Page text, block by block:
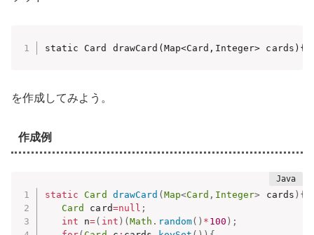
static Card drawCard(Map<Card,Integer> cards){}
を作成してみよう。
作成例
static Card drawCard (Map<Card , Integer> cards ) {
Card
card=null ;
int n=( int ) (Math . random( ) * 100 ) ;